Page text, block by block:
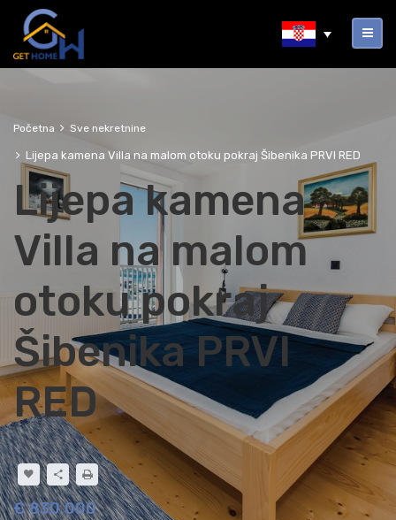
Početna Sve nekretnine
Lijepa kamena Villa na malom otoku pokraj Šibenika PRVI RED
Lijepa kamena
Villa na malom
otoku pokraj
Šibenika PRVI
RED
€ 830.000